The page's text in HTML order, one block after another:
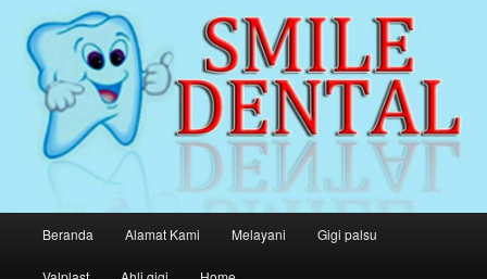
Langsung
Langsung
Beranda Alamat Kami Melayani Gigi palsu